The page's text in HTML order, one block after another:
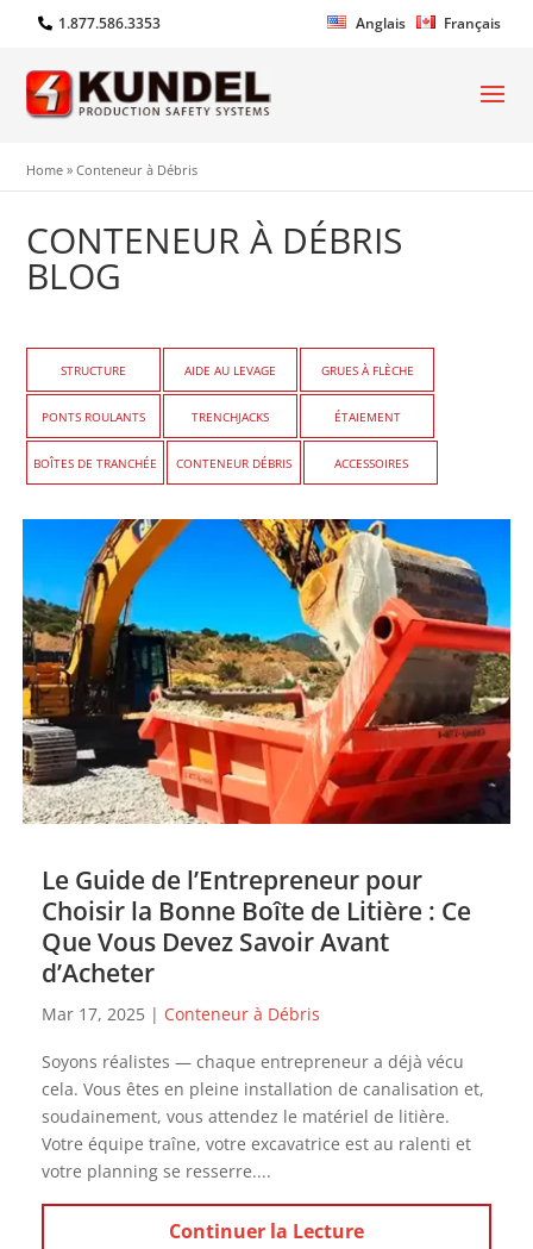
1.877.586.3353 Anglais Français
Home »Conteneur à Débris
CONTENEUR À DÉBRIS
BLOG
STRUCTURE AIDE AU LEVAGE GRUES À FLÈCHE
PONTS ROULANTS TRENCHJACKS ÉTAIEMENT
BOÎTES DE TRANCHÉE CONTENEUR DÉBRIS ACCESSOIRES
Le Guide de l’Entrepreneur pour
Choisir la Bonne Boîte de Litière : Ce
Que Vous Devez Savoir Avant
d’Acheter
Mar 17, 2025 | Conteneur à Débris
Soyons réalistes — chaque entrepreneur a déjà vécu
cela. Vous êtes en pleine installation de canalisation et,
soudainement, vous attendez le matériel de litière.
Votre équipe traîne, votre excavatrice est au ralenti et
votre planning se resserre....